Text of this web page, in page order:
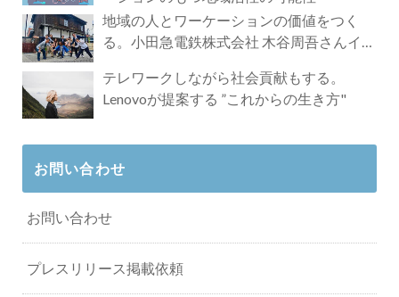
地域の人とワーケーションの価値をつく
る。小田急電鉄株式会社 木谷周吾さんイン
テレワークしながら社会貢献もする。
Lenovoが提案する ”これからの生き方"
お問い合わせ
お問い合わせ
プレスリリース掲載依頼